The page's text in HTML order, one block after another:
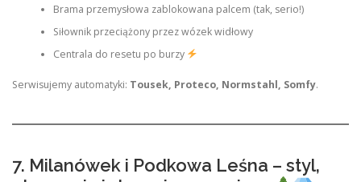
Brama przemysłowa zablokowana palcem (tak, serio!)
Siłownik przeciążony przez wózek widłowy
Centrala do resetu po burzy
Serwisujemy automatyki: Tousek, Proteco, Normstahl, Somfy.
7. Milanówek i Podkowa Leśna – styl,